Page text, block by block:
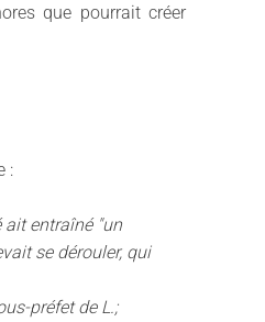
que pourrait créer
:
ait entraîné "un
se dérouler, qui
préfet de L.;